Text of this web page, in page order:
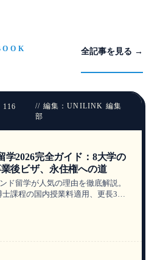
全記事を見る →
116
// 編集：UNILINK 編集
部
学2026完全ガイド：8大学の
後ビザ、永住権への道
ド留学が人気の理由を徹底解説。
課程の国内授業料適用、更長3年
や費用も交えながらあなたの留学